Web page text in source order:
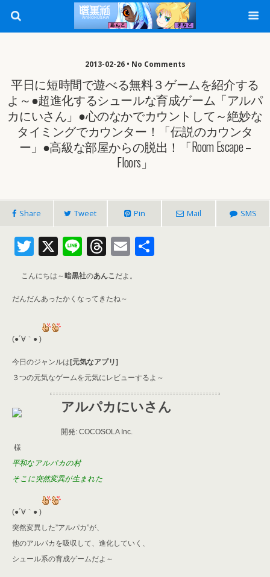
2013-02-26 • No Comments
平日に短時間で遊べる無料３ゲームを紹介する
よ～●超進化するシュールな育成ゲーム「アルパ
カにいさん」●心のなかでカウントして～絶妙な
タイミングでカウンター！「伝説のカウンタ
ー」●高級な部屋からの脱出！「Room Escape –
Floors」
Share Tweet Pin Mail SMS
T
itt
er
X Li
n
e
T
re
a
E
ai
こんにちは～暗黒社のあんこ だよ。
だんだんあったかくなってきたね～
(●´∀｀● )
今日のジャンルは[元気なアプリ]
３つの元気なゲームを元気にレビューするよ～
アルパカにいさん
開発: COCOSOLA Inc.
様
平和なアルパカの村
そこに突然変異が生まれた
(●´∀｀● )
突然変異した”アルパカ”が、
他のアルパカを吸収して、進化していく、
シュール系の育成ゲームだよ～